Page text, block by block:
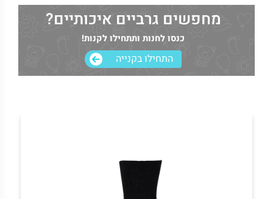
מחפשים גרביים איכותיים?
כנסו לחנות ותתחילו לקנות!
התחילו בקנייה